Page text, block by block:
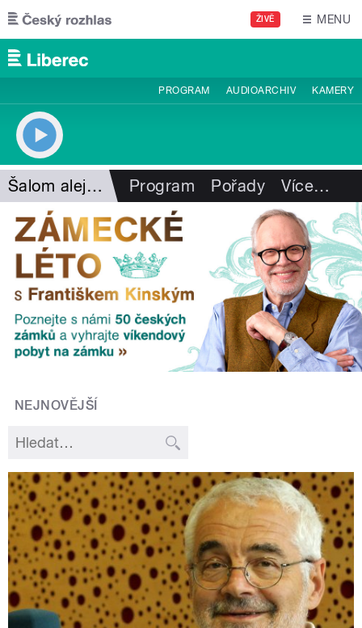
Přejít k hlavnímu obsahu
ŽIVĚ MENU
PROGRAM AUDIOARCHIV KAMERY
Šalom alejchem Program Pořady Více…
NEJNOVĚJŠÍ